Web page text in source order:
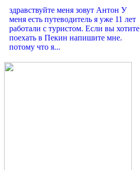
здравствуйте меня зовут Антон У
меня есть путеводитель я уже 11 лет
работали с туристом. Если вы хотите
поехать в Пекин напишите мне.
потому что я...